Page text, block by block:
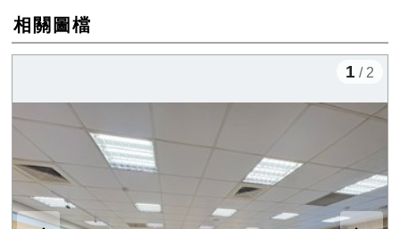
相關圖檔
1 / 2